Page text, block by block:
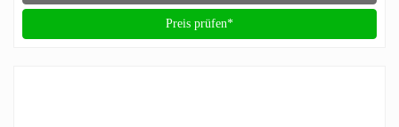
Preis prüfen*